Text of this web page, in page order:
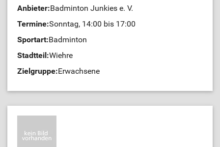
Anbieter:Badminton Junkies e. V.
Termine:Sonntag, 14:00 bis 17:00
Sportart:Badminton
Stadtteil:Wiehre
Zielgruppe:Erwachsene